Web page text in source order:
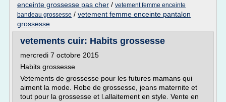
enceinte grossesse pas cher / vetement femme enceinte
bandeau grossesse / vetement femme enceinte pantalon
grossesse
vetements cuir: Habits grossesse
mercredi 7 octobre 2015
Habits grossesse
Vetements de grossesse pour les futures mamans qui
aiment la mode. Robe de grossesse, jeans maternite et
tout pour la grossesse et l.allaitement en style. Vente en